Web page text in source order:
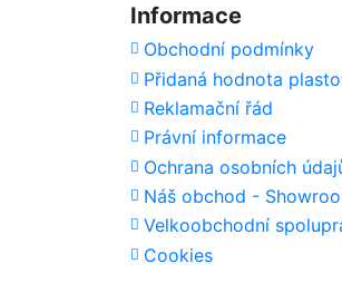
Informace
Obchodní podmínky
Přidaná hodnota
Reklamační řád
Právní informace
Ochrana osobních
Náš obchod -
Velkoobchodní
Cookies